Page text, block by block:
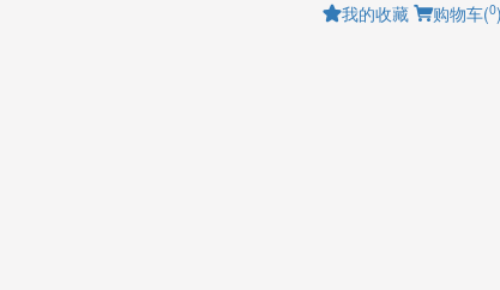
我的收藏 购物车(0)